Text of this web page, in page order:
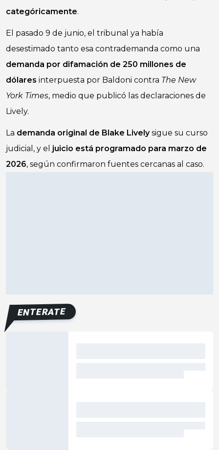
categóricamente.
El pasado 9 de junio, el tribunal ya había
desestimado tanto esa contrademanda como una
demanda por difamación de 250 millones de
dólares interpuesta por Baldoni contra The New
York Times, medio que publicó las declaraciones de
Lively.
La demanda original de Blake Livelysigue su curso
judicial, y el juicio está programado para marzo de
2026, según confirmaron fuentes cercanas al caso.
ENTERATE